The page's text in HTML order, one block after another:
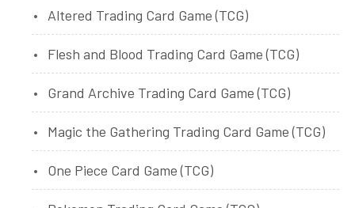
Altered Trading Card Game (TCG)
Flesh and Blood Trading Card Game (TCG)
Grand Archive Trading Card Game (TCG)
Magic the Gathering Trading Card Game (TCG)
One Piece Card Game (TCG)